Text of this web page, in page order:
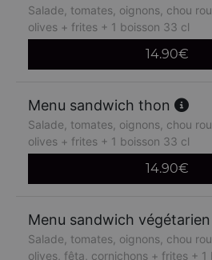
Salade, tomates, oignons, chou
olives + frites + 1 boisson 33 cl
14.90€
Menu sandwich thon
Salade, tomates, oignons, chou
olives + frites + 1 boisson 33 cl
14.90€
Menu sandwich végétarien
Salade, tomates, oignons, chou
olives, fêta, cornichons + frites + 1